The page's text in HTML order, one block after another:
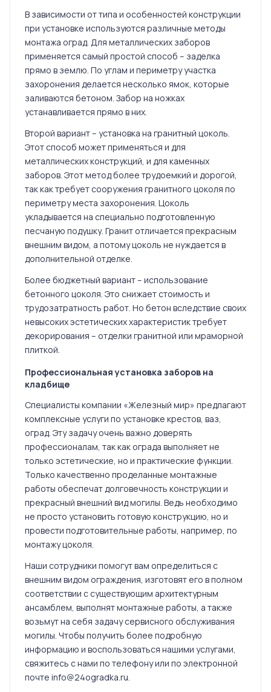
В зависимости от типа и особенностей конструкции
при установке используются различные методы
монтажа оград. Для металлических заборов
применяется самый простой способ – заделка
прямо в землю. По углам и периметру участка
захоронения делается несколько ямок, которые
заливаются бетоном. Забор на ножках
устанавливается прямо в них.
Второй вариант – установка на гранитный цоколь.
Этот способ может применяться и для
металлических конструкций, и для каменных
заборов. Этот метод более трудоемкий и дорогой,
так как требует сооружения гранитного цоколя по
периметру места захоронения. Цоколь
укладывается на специально подготовленную
песчаную подушку. Гранит отличается прекрасным
внешним видом, а потому цоколь не нуждается в
дополнительной отделке.
Более бюджетный вариант – использование
бетонного цоколя. Это снижает стоимость и
трудозатратность работ. Но бетон вследствие своих
невысоких эстетических характеристик требует
декорирования – отделки гранитной или мраморной
плиткой.
Профессиональная установка заборов на
кладбище
Специалисты компании «Железный мир» предлагают
комплексные услуги по установке крестов, ваз,
оград. Эту задачу очень важно доверять
профессионалам, так как ограда выполняет не
только эстетические, но и практические функции.
Только качественно проделанные монтажные
работы обеспечат долговечность конструкции и
прекрасный внешний вид могилы. Ведь необходимо
не просто установить готовую конструкцию, но и
провести подготовительные работы, например, по
монтажу цоколя.
Наши сотрудники помогут вам определиться с
внешним видом ограждения, изготовят его в полном
соответствии с существующим архитектурным
ансамблем, выполнят монтажные работы, а также
возьмут на себя задачу сервисного обслуживания
могилы. Чтобы получить более подробную
информацию и воспользоваться нашими услугами,
свяжитесь с нами по телефону или по электронной
почте info@24ogradka.ru.